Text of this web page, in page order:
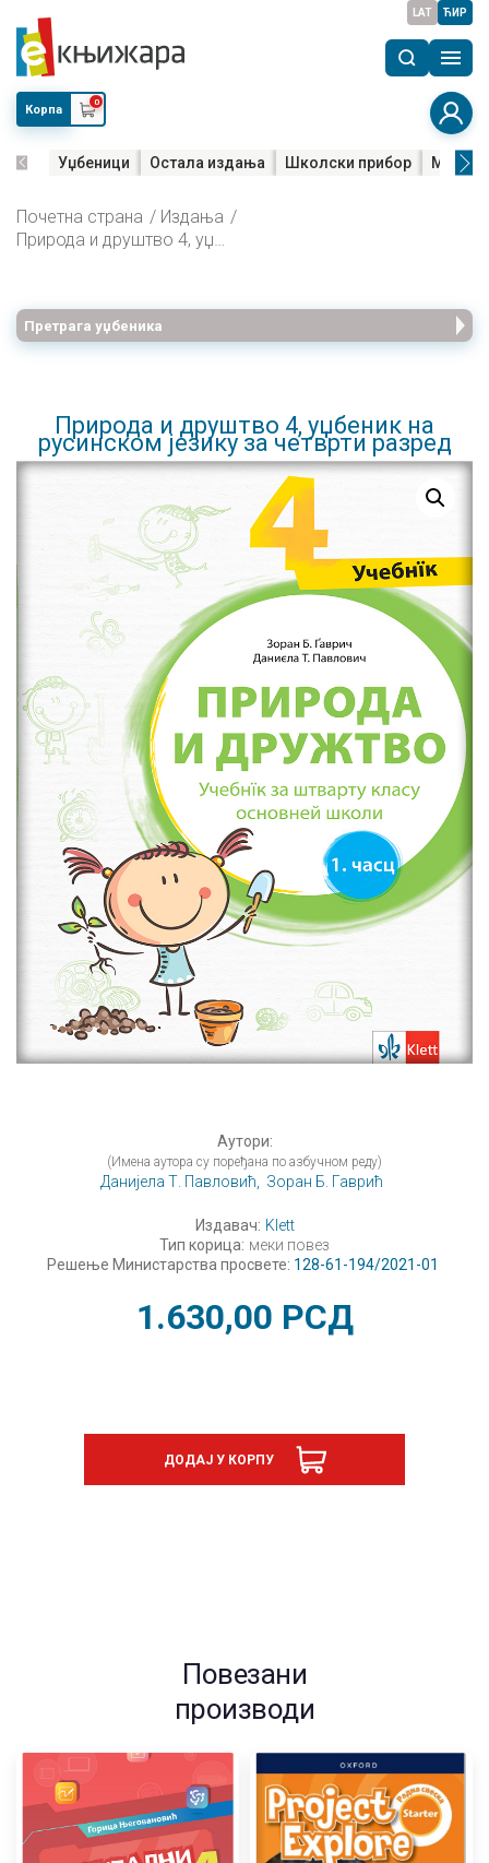
LAT ЋИР
Корпа
0
Уџбеници Остала издања Школски прибор Мала
Почетна страна
Издања
Природа и друштво 4, уџбеник на русинском језику за четврти разред
Претрага уџбеника
Природа и друштво 4, уџбеник на
русинском језику за четврти разред
Аутори:
(Имена аутора су поређана по азбучном реду)
Данијела Т. Павловић, Зоран Б. Гаврић
Издавач: Klett
Тип корица: меки повез
Решење Министарства просвете: 128-61-194/2021-01
1.630,00 РСД
ДОДАЈ У КОРПУ
Повезани
производи